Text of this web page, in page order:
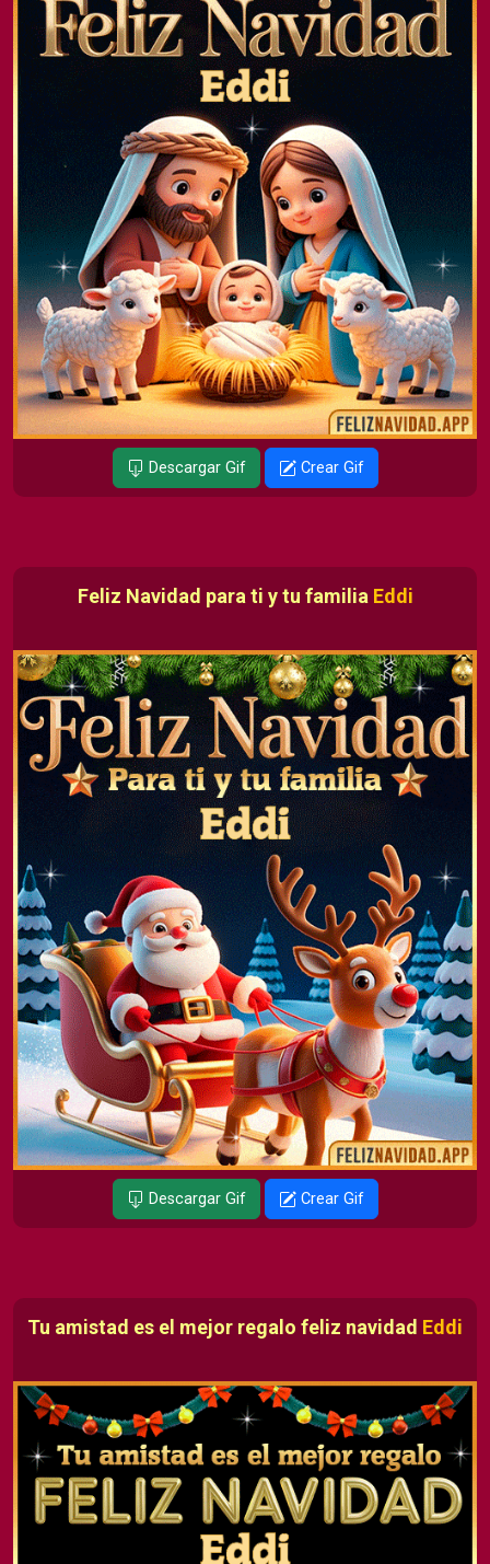
Descargar Gif Crear Gif
Feliz Navidad para ti y tu familia Eddi
Descargar Gif Crear Gif
Tu amistad es el mejor regalo feliz navidad Eddi